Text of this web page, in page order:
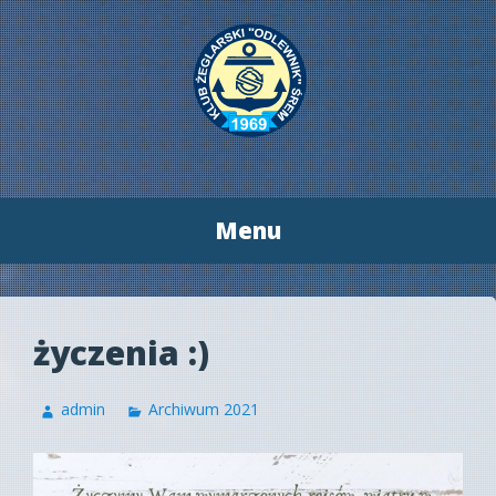
Menu
Przeskocz
do
życzenia :)
admin Archiwum 2021